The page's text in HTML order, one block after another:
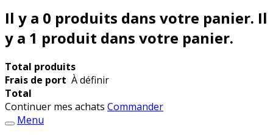
Il y a 0 produits dans votre panier. Il
y a 1 produit dans votre panier.
Total produits
Frais de port À définir
Total
Continuer mes achats Commander
Menu